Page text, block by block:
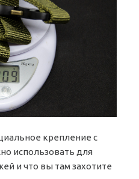
крепление с
использовать для
и что вы там захотите